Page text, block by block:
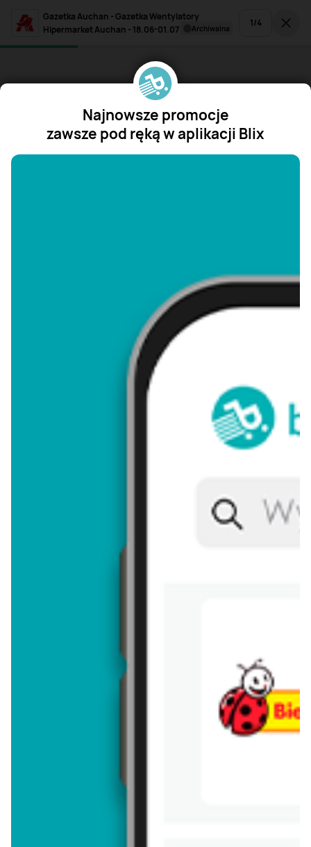
Gazetka Auchan - Gazetka Wentylatory
Hipermarket Auchan - 18.06-01.07
archiwalna 1/4
Najnowsze promocje
zawsze pod ręką w aplikacji Blix
"/>